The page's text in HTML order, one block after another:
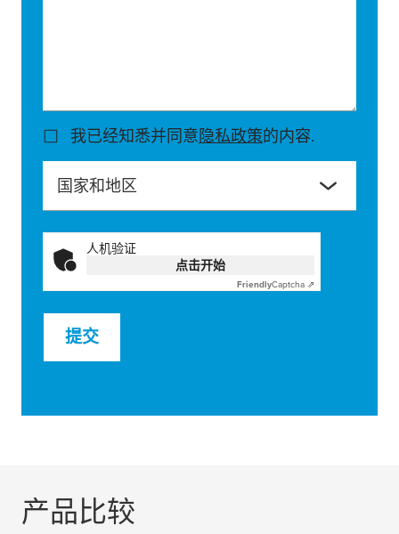
我已经知悉并同意隐私政策的内容.
国家和地区
人机验证
点击开始
FriendlyCaptcha ⇗
提交
产品比较